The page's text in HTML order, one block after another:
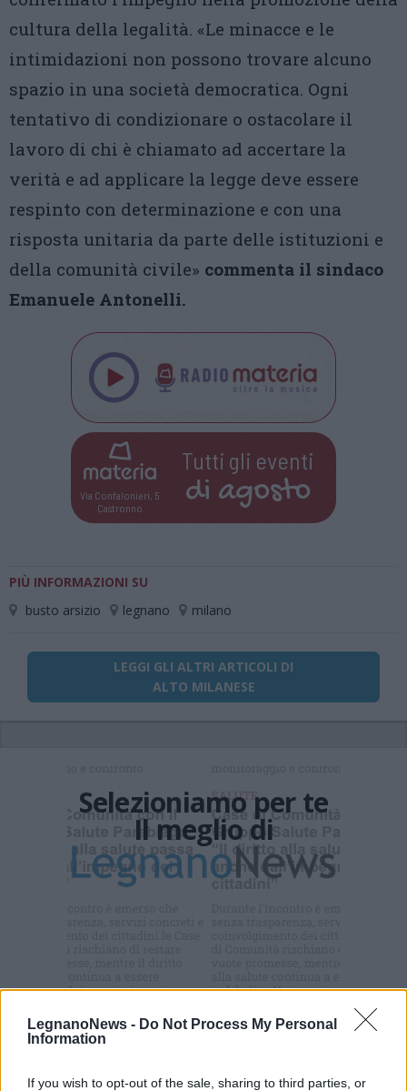
LegnanoNews - Do Not Process My Personal
Information
If you wish to opt-out of the sale, sharing to third parties, or
cultura della legalità. «Le minacce e le
intimidazioni non possono trovare alcuno
spazio in una società democratica. Ogni
tentativo di condizionare o ostacolare il
lavoro di chi è chiamato ad accertare la
verità e ad applicare la legge deve essere
respinto con determinazione e con una
risposta unitaria da parte delle istituzioni e
della comunità civile» commenta il sindaco
Emanuele Antonelli.
Via Confalonieri, 5
Castronno
Tutti gli eventi
di agosto
PIÙ INFORMAZIONI SU
busto arsizio
legnano milano
LEGGI GLI ALTRI ARTICOLI DI
ALTO MILANESE
Selezioniamo per te
Il meglio di
Commenti